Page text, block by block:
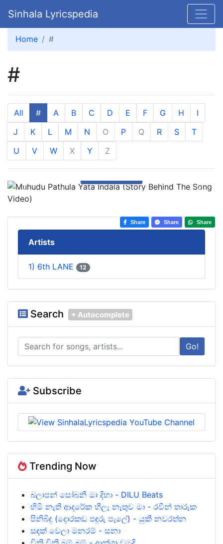
Sinhala Lyricspedia
Home #
#
All # A B C D E F G H
I
J
K L M N O P Q R S
T
U
V W X Y Z
Previous
Share Share Share
Artists
1) 6th LANE 12
Search + Autocomplete
Go!
Subscribe
Trending Now
බලාපන් සෝබනී මා දිහා - DILU Beats
හිමි නැති ආදරේක හීලෑ නැතුව මා - රවීන් තාරුක
පිනිබිඳු (දොරකඩ පඳුරු පැලේ) - යුකී නවරත්න
සඳක් වෙලා මනරම් - සනා